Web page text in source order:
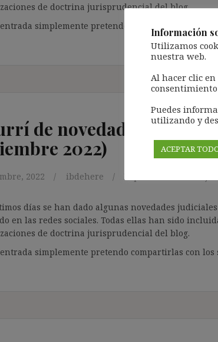
de doctrina jurisprudencial del blog.
entrada simplemente pretendo compartirlas con los
de novedades
2022)
2022 ibdehere
días se han dado algunas novedades
en las redes sociales. Todas ellas han sido
de doctrina jurisprudencial del blog.
entrada simplemente pretendo compartirlas con
Información
Utilizamos
nuestra web.
Al hacer clic en
Puedes
utilizando y
ACEPTAR